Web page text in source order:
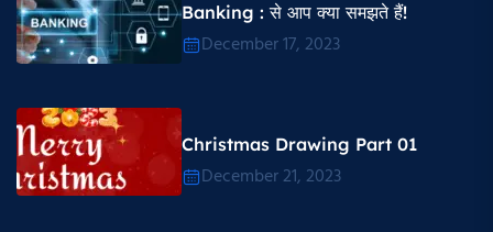
Banking : से आप क्या समझते हैं!
December 17, 2023
Christmas Drawing Part 01
December 21, 2023